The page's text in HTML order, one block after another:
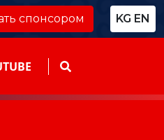
спонсором KG EN